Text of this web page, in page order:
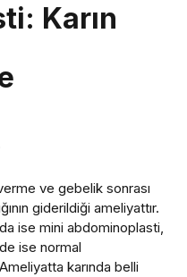
Karın
ve gebelik sonrası
giderildiği ameliyattır.
ise mini abdominoplasti,
ise normal
karında belli